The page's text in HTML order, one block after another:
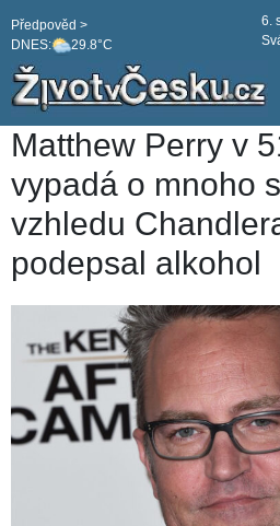
DNES: 29.8°C
Předpověd >
6.
Matthew Perry v
vypadá o mnoho
vzhledu
podepsal alkohol